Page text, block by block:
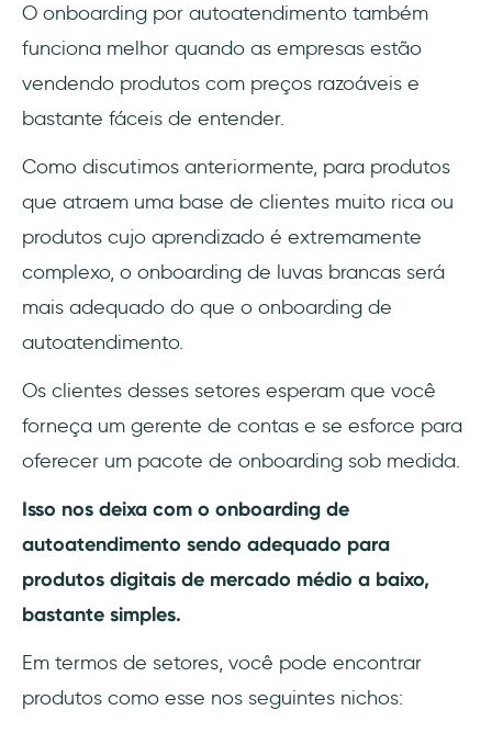
O onboarding por autoatendimento também
funciona melhor quando as empresas estão
vendendo produtos com preços razoáveis e
bastante fáceis de entender.
Como discutimos anteriormente, para produtos
que atraem uma base de clientes muito rica ou
produtos cujo aprendizado é extremamente
complexo, o onboarding de luvas brancas será
mais adequado do que o onboarding de
autoatendimento.
Os clientes desses setores esperam que você
forneça um gerente de contas e se esforce para
oferecer um pacote de onboarding sob medida.
Isso nos deixa com o onboarding de
autoatendimento sendo adequado para
produtos digitais de mercado médio a baixo,
bastante simples.
Em termos de setores, você pode encontrar
produtos como esse nos seguintes nichos: